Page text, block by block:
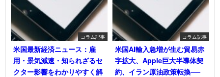
コラム記事
米国最新経済ニュース：雇
用・景気減速・知られざるセ
クター影響をわかりやすく解
コラム記事
米国AI輸入急増が生む貿易赤
字拡大、Apple巨大半導体契
約、イラン原油政策転換──